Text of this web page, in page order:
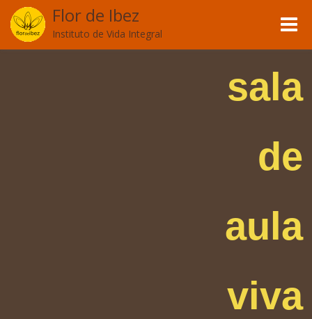
Flor de Ibez
Instituto de Vida Integral
Toggle
sala
de
aula
viva